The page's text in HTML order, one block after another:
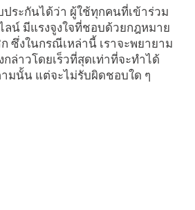
ประกันได้ว่า ผู้ใช้ทุกคนที่เข้าร่วม
น์ มีแรงจูงใจที่ชอบด้วยกฎหมาย
ซึ่งในกรณีเหล่านี้ เราจะพยายาม
ล่าวโดยเร็วที่สุดเท่าที่จะทำได้
มนั้น แต่จะไม่รับผิดชอบใด ๆ